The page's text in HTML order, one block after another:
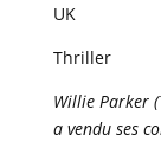
UK
Thriller
Willie Parker
a vendu ses